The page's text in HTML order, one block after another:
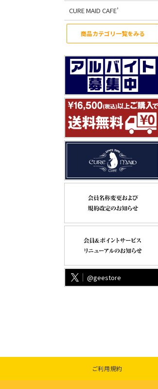
CURE MAID CAFE’
商品カテゴリ一覧をみる
@geestore
孤爪研磨 アクリルス
黒尾鉄朗 アクリルス
¥1,430（税込）
土方十
スタ
菅原
ニ
ご利用規約